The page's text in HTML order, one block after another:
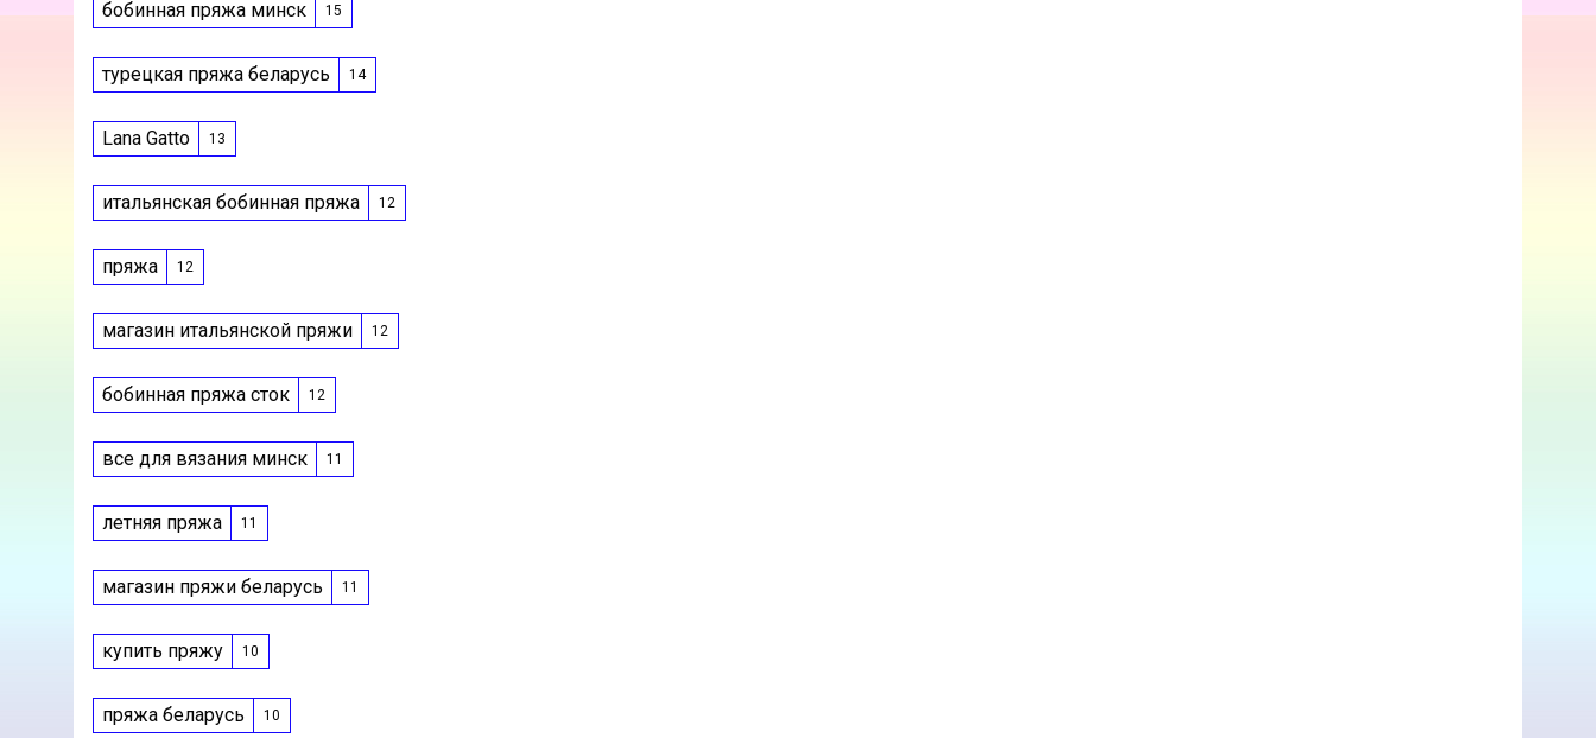
бобинная пряжа минск 15
турецкая пряжа беларусь 14
Lana Gatto 13
итальянская бобинная пряжа 12
пряжа 12
магазин итальянской пряжи 12
бобинная пряжа сток 12
все для вязания минск 11
летняя пряжа 11
магазин пряжи беларусь 11
купить пряжу 10
пряжа беларусь 10